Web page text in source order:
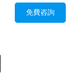
免費咨詢